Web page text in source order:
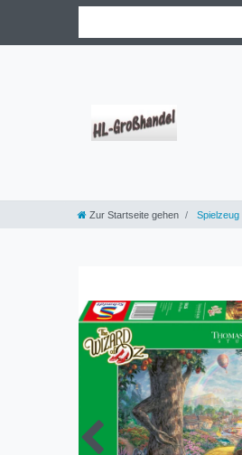
Zur Startseite gehen Spielzeug